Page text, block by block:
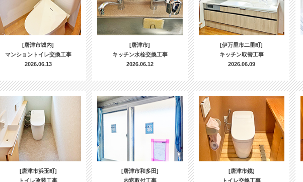
[唐津市城内]
マンショントイレ交換工事
2026.06.13
[唐津市]
キッチン水栓交換工事
2026.06.12
[伊万里市二里町]
キッチン取替工事
2026.06.09
[唐津市浜玉町]
トイレ改装工事
[唐津市和多田]
内窓取付工事
[唐津市鏡]
トイレ交換工事